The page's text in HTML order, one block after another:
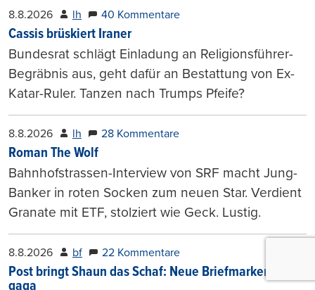
8.8.2026 lh 40 Kommentare
Cassis brüskiert Iraner
Bundesrat schlägt Einladung an Religionsführer-
Begräbnis aus, geht dafür an Bestattung von Ex-
Katar-Ruler. Tanzen nach Trumps Pfeife?
8.8.2026 lh 28 Kommentare
Roman The Wolf
Bahnhofstrassen-Interview von SRF macht Jung-
Banker in roten Socken zum neuen Star. Verdient
Granate mit ETF, stolziert wie Geck. Lustig.
8.8.2026 bf 22 Kommentare
Post bringt Shaun das Schaf: Neue Briefmarken, jetzt